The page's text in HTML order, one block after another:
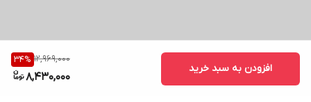
12,969,000
34%
8,430,000
افزودن به سبد خرید